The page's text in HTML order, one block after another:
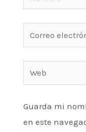
electrónico*
Guarda mi
en este